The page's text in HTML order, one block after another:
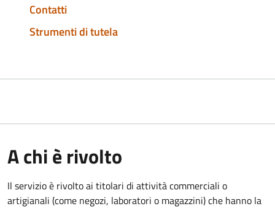
Contatti
Strumenti di tutela
A chi è rivolto
Il servizio è rivolto ai titolari di attività commerciali o
artigianali (come negozi, laboratori o magazzini) che hanno la